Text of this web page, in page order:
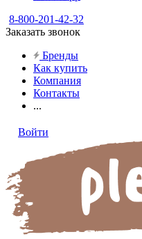
8-800-201-42-32
Заказать звонок
Бренды
Как купить
Компания
Контакты
...
Войти